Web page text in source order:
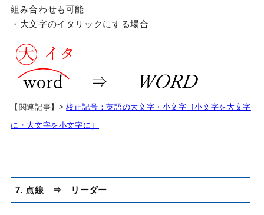
組み合わせも可能
・大文字のイタリックにする場合
【関連記事】>校正記号：英語の大文字・小文字［小文字を大文字
に・大文字を小文字に］
7. 点線 ⇒ リーダー